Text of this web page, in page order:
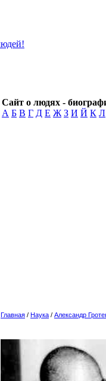
Сайт о людях -
А Б В Г Д Е Ж З И Й К Л
Главная / Наука / Александр